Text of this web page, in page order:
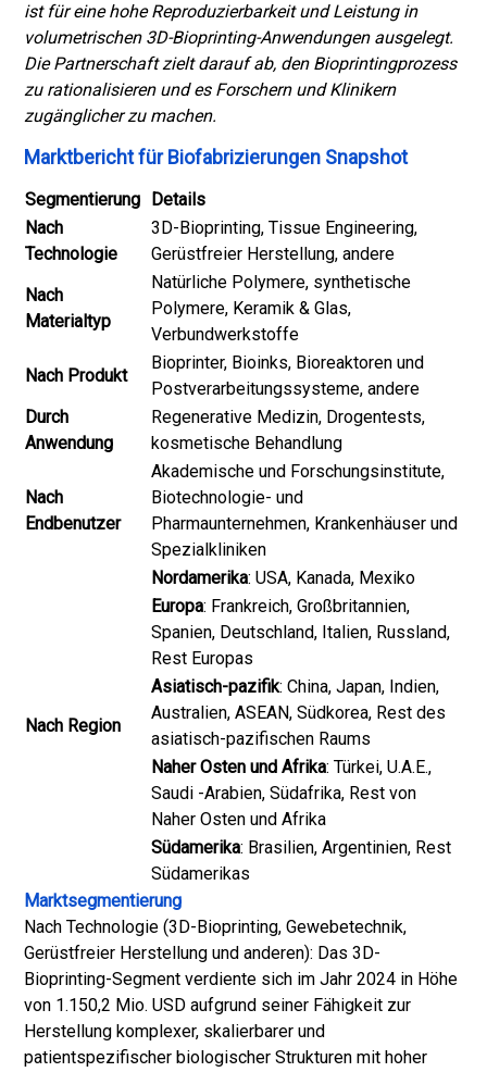
ist für eine hohe Reproduzierbarkeit und Leistung in
volumetrischen 3D-Bioprinting-Anwendungen ausgelegt.
Die Partnerschaft zielt darauf ab, den Bioprintingprozess
zu rationalisieren und es Forschern und Klinikern
zugänglicher zu machen.
Marktbericht für Biofabrizierungen Snapshot
Segmentierung Details
Nach
Technologie
3D-Bioprinting, Tissue Engineering,
Gerüstfreier Herstellung, andere
Nach
Materialtyp
Natürliche Polymere, synthetische
Polymere, Keramik & Glas,
Verbundwerkstoffe
Nach Produkt
Bioprinter, Bioinks, Bioreaktoren und
Postverarbeitungssysteme, andere
Durch
Anwendung
Regenerative Medizin, Drogentests,
kosmetische Behandlung
Nach
Endbenutzer
Akademische und Forschungsinstitute,
Biotechnologie- und
Pharmaunternehmen, Krankenhäuser und
Spezialkliniken
Nach Region
Nordamerika: USA, Kanada, Mexiko
Europa: Frankreich, Großbritannien,
Spanien, Deutschland, Italien, Russland,
Rest Europas
Asiatisch-pazifik: China, Japan, Indien,
Australien, ASEAN, Südkorea, Rest des
asiatisch-pazifischen Raums
Naher Osten und Afrika: Türkei, U.A.E.,
Saudi -Arabien, Südafrika, Rest von
Naher Osten und Afrika
Südamerika: Brasilien, Argentinien, Rest
Südamerikas
Marktsegmentierung
Nach Technologie (3D-Bioprinting, Gewebetechnik,
Gerüstfreier Herstellung und anderen): Das 3D-
Bioprinting-Segment verdiente sich im Jahr 2024 in Höhe
von 1.150,2 Mio. USD aufgrund seiner Fähigkeit zur
Herstellung komplexer, skalierbarer und
patientspezifischer biologischer Strukturen mit hoher